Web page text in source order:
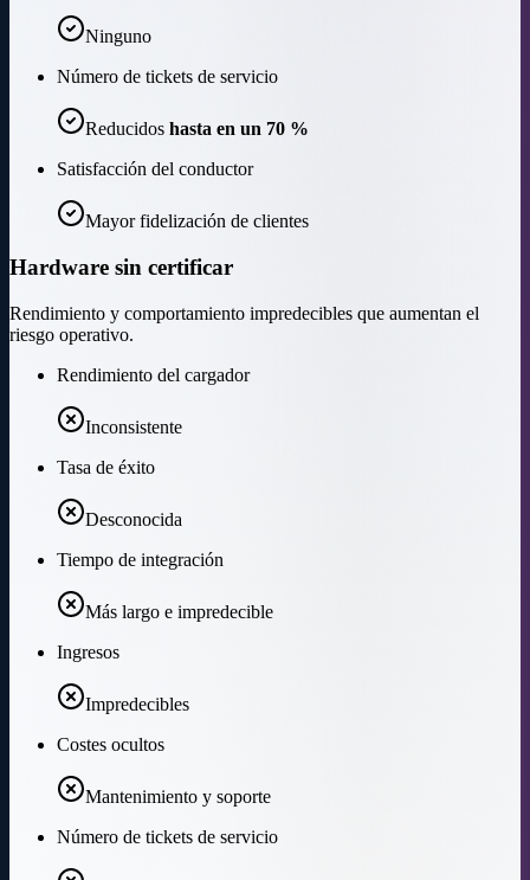
Ninguno
Número de tickets de servicio
Reducidos hasta en un 70 %
Satisfacción del conductor
Mayor fidelización de clientes
Hardware sin certificar
Rendimiento y comportamiento impredecibles que aumentan el
riesgo operativo.
Rendimiento del cargador
Inconsistente
Tasa de éxito
Desconocida
Tiempo de integración
Más largo e impredecible
Ingresos
Impredecibles
Costes ocultos
Mantenimiento y soporte
Número de tickets de servicio